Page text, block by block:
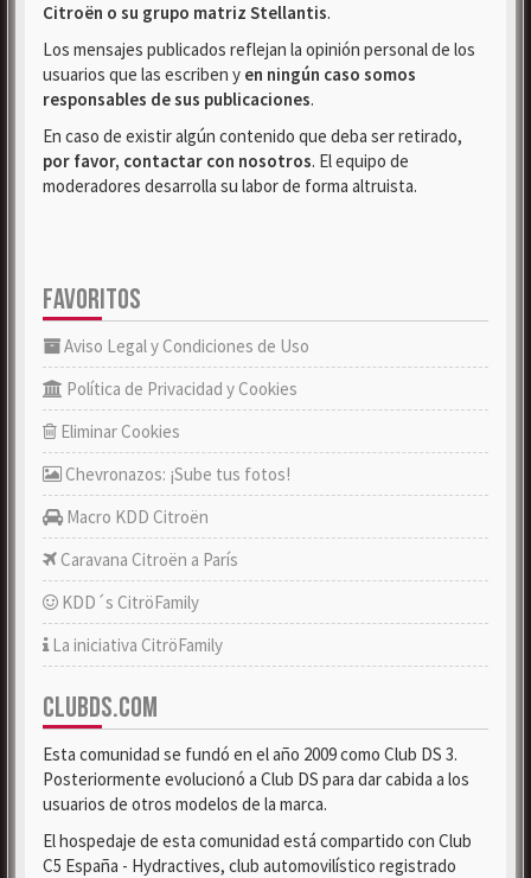
Citroën o su grupo matriz Stellantis.
Los mensajes publicados reflejan la opinión personal de los
usuarios que las escriben y en ningún caso somos
responsables de sus publicaciones.
En caso de existir algún contenido que deba ser retirado,
por favor, contactar con nosotros. El equipo de
moderadores desarrolla su labor de forma altruista.
FAVORITOS
Aviso Legal y Condiciones de Uso
Política de Privacidad y Cookies
Eliminar Cookies
Chevronazos: ¡Sube tus fotos!
Macro KDD Citroën
Caravana Citroën a París
KDD´s CitröFamily
La iniciativa CitröFamily
CLUBDS.COM
Esta comunidad se fundó en el año 2009 como Club DS 3.
Posteriormente evolucionó a Club DS para dar cabida a los
usuarios de otros modelos de la marca.
El hospedaje de esta comunidad está compartido con Club
C5 España - Hydractives, club automovilístico registrado